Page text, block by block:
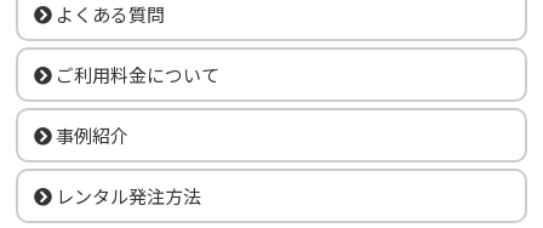
よくある質問
ご利用料金について
事例紹介
レンタル発注方法